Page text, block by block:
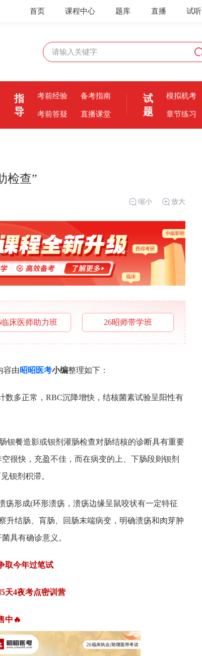
试听
直播
题库
课程中心
首页
指
导
考前经验 备考指南
考前答疑 直播课堂
试
题
模拟机考
章节练习
检查”
放大
缩小
临床医师助力班 26昭师带学班
容由 昭昭医考小编整理如下：
数多正常，RBC沉降增快，结核菌素试验呈阳性有
钡餐造影或钡剂灌肠检查对肠结核的诊断具有重要
很快，充盈不佳，而在病变的上、下肠段则钡剂
钡剂积滞。
疡形成(环形溃疡，溃疡边缘呈鼠咬状有一定特征
升结肠、肓肠、回肠末端病变，明确溃疡和肉芽肿
具有确诊意义。
取今年过笔试
天4夜考点密训营
中🔥